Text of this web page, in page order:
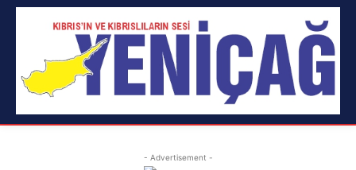
- Advertisement -